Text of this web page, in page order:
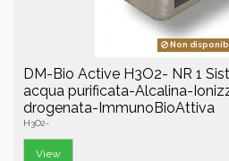
Non
DM-Bio Active H3O2- NR 1
acqua purificata-Alcalina-
drogenata-ImmunoBioAttiva
H3O2-
View